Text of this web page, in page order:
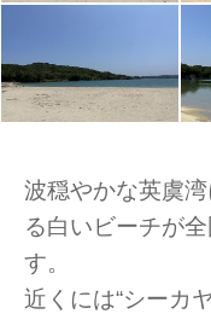
波穏やかな英虞
る白いビーチが
す。
近くには“シーカ